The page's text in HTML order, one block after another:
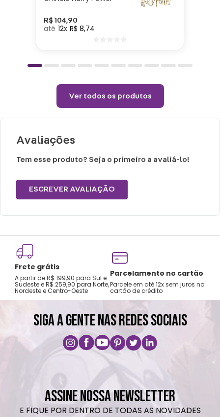
Altura: 10cm| Largura: 42cm| Comprimento:
30cm | Peso: 0,430gr| Material: Poliéster|
Enchimento: Fibra
Copo:
6cm | Peso: 0,65gr| Capacidade: 550ml|
Material: Plástico
Altura: 19cm| Largura: 6cm| Comprimento:
19cm | Peso: 0,145gr| Capacidade: 4,2L|
Cuidados:
Passar com temperatura máxima de 110°C
Não alvejar
Permitido o uso de centrifuga e máquina
secadora
Temperatura máxima de lavagem 40°C
Não limpar a seco
Não utilizar produtos abrasivos ou químicos
Lavar com o lado macio da esponja (lado
amarelo)
R$ 104,90
12 R$ 8,74
Ver todos os produtos
Avaliações
Tem esse produto? Seja o primeiro a avaliá-lo!
ESCREVER AVALIAÇÃO
Frete grátis
A partir de R$ 199,90 para Sul e
Sudeste e R$ 259,90 para Norte,
Nordeste e Centro-Oeste
Parcelamento no cartão
Parcele em até 12x sem juros no
cartão de crédito
SIGA A GENTE NAS REDES SOCIAIS
ASSINE NOSSA NEWSLETTER
E FIQUE POR DENTRO DE TODAS AS NOVIDADES